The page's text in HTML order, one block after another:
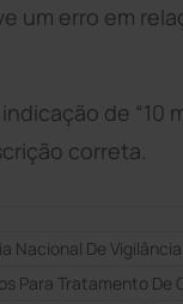
um erro em
de “10
correta.
Nacional De
Para Tratamento De